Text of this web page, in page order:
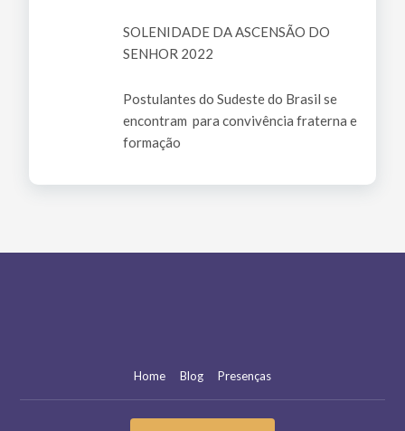
SOLENIDADE DA ASCENSÃO DO
SENHOR 2022
Postulantes do Sudeste do Brasil se
encontram para convivência fraterna e
formação
Home Blog Presenças